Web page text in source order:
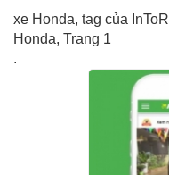
xe Honda, tag của
Honda, Trang 1
.